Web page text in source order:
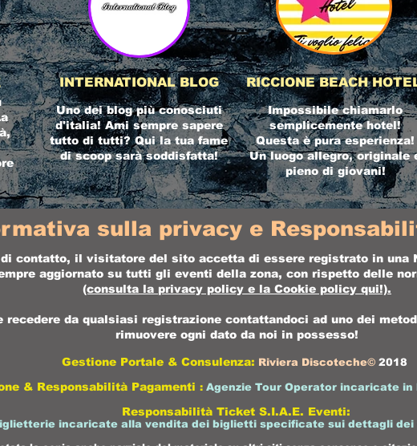
INTERNATIONAL BLOG
Uno dei blog più conosciuti
d'italia! Ami sempre sapere
tutto di tutti? Qui la tua fame
di scoop sarà soddisfatta!
RICCIONE BEACH
Impossibile chiamarlo
semplicemente hotel!
Questa è pura esperienza!
Un luogo allegro, originale
pieno di giovani!
sulla privacy e
contatto, il visitatore del sito accetta di essere registrato in una
aggiornato su tutti gli eventi della zona, con rispetto delle
(consulta la privacy policy e la Cookie policy qui!).
recedere da qualsiasi registrazione contattandoci ad uno dei
rimuovere ogni dato da noi in possesso!
Gestione Portale & Consulenza: Riviera Discoteche© 2018
& Responsabilità Pagamenti : Agenzie Tour Operator incaricate
Responsabilità Ticket S.I.A.E. Eventi:
incaricate alla vendita dei biglietti specificate sui dettagli dei